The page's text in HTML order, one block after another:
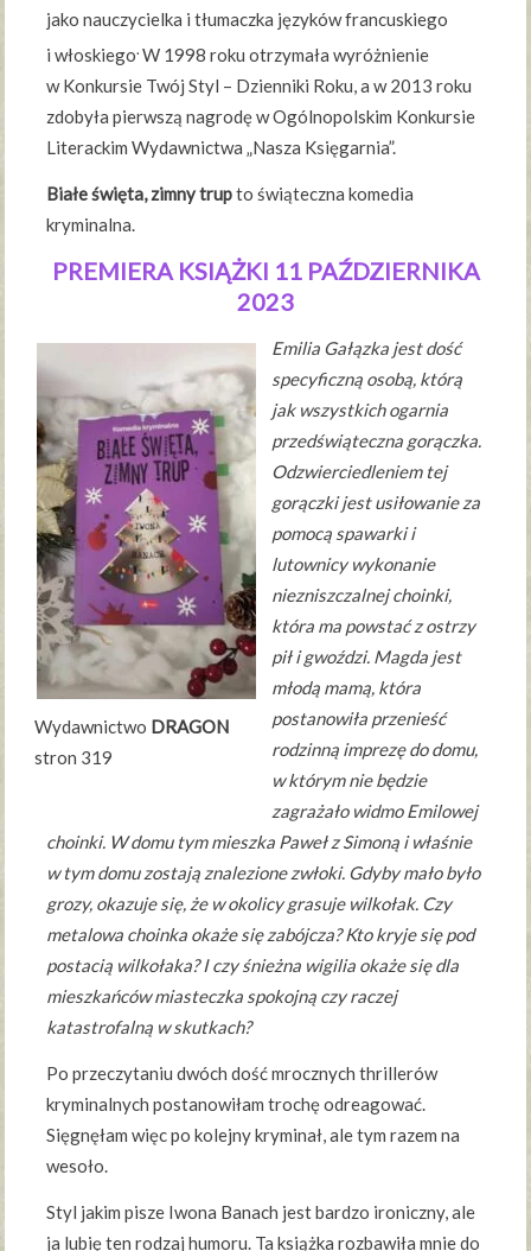
jako nauczycielka i tłumaczka języków francuskiego
i włoskiego.W 1998 roku otrzymała wyróżnienie
w Konkursie Twój Styl – Dzienniki Roku, a w 2013 roku
zdobyła pierwszą nagrodę w Ogólnopolskim Konkursie
Literackim Wydawnictwa „Nasza Księgarnia”.
Białe święta, zimny trupto świąteczna komedia
kryminalna.
PREMIERA KSIĄŻKI 11 PAŹDZIERNIKA
2023
Wydawnictwo DRAGON
stron 319
Emilia Gałązka jest dość
specyficzną osobą, którą
jak wszystkich ogarnia
przedświąteczna gorączka.
Odzwierciedleniem tej
gorączki jest usiłowanie za
pomocą spawarki i
lutownicy wykonanie
niezniszczalnej choinki,
która ma powstać z ostrzy
pił i gwoździ. Magda jest
młodą mamą, która
postanowiła przenieść
rodzinną imprezę do domu,
w którym nie będzie
zagrażało widmo Emilowej
choinki. W domu tym mieszka Paweł z Simoną i właśnie
w tym domu zostają znalezione zwłoki. Gdyby mało było
grozy, okazuje się, że w okolicy grasuje wilkołak. Czy
metalowa choinka okaże się zabójcza? Kto kryje się pod
postacią wilkołaka? I czy śnieżna wigilia okaże się dla
mieszkańców miasteczka spokojną czy raczej
katastrofalną w skutkach?
Po przeczytaniu dwóch dość mrocznych thrillerów
kryminalnych postanowiłam trochę odreagować.
Sięgnęłam więc po kolejny kryminał, ale tym razem na
wesoło.
Styl jakim pisze Iwona Banach jest bardzo ironiczny, ale
ja lubię ten rodzaj humoru. Ta książka rozbawiła mnie do